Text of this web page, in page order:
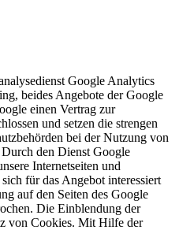
Google Analytics
beides Angebote der Google
einen Vertrag zur
und setzen die strengen
bei der Nutzung von
den Dienst Google
Internetseiten und
für das Angebot interessiert
auf den Seiten des Google
Die Einblendung der
von Cookies. Mit Hilfe der